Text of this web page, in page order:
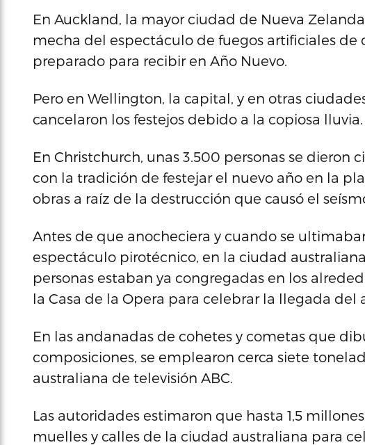
En Auckland, la mayor ciudad de Nueva
mecha del espectáculo de fuegos artificiales
preparado para recibir en Año Nuevo.
Pero en Wellington, la capital, y en otras
cancelaron los festejos debido a la copiosa lluvia.
En Christchurch, unas 3.500 personas se dieron
con la tradición de festejar el nuevo año en la
obras a raíz de la destrucción que causó el
Antes de que anocheciera y cuando se
espectáculo pirotécnico, en la ciudad
personas estaban ya congregadas en los
la Casa de la Opera para celebrar la llegada del
En las andanadas de cohetes y cometas que
composiciones, se emplearon cerca siete
australiana de televisión ABC.
Las autoridades estimaron que hasta 1,5
muelles y calles de la ciudad australiana para